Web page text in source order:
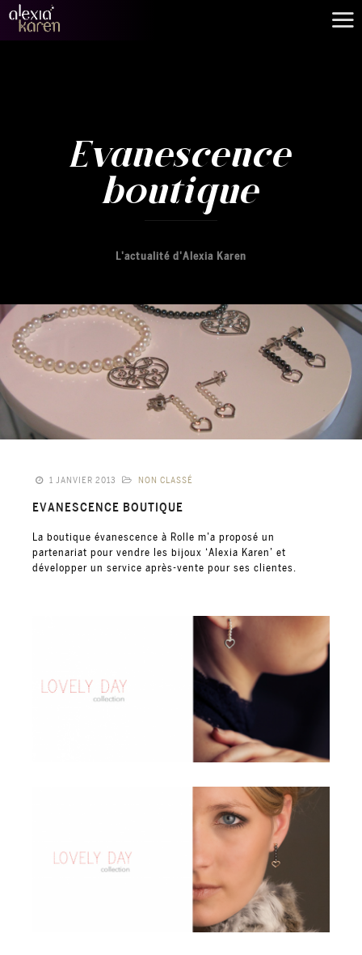
Evanescence
boutique
L'actualité d'Alexia Karen
1 JANVIER 2013 NON CLASSÉ
EVANESCENCE BOUTIQUE
La boutique évanescence à Rolle m’a proposé un
partenariat pour vendre les bijoux ‘Alexia Karen’ et
développer un service après-vente pour ses clientes.